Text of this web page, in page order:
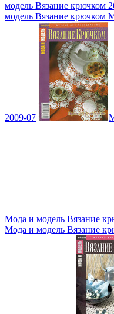
модель Вязание крючком
модель Вязание крючком
2009-07
Мода и модель Вязание
Мода и модель Вязание